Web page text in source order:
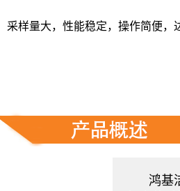
采样量大，性能稳定，操作简便
鸿基